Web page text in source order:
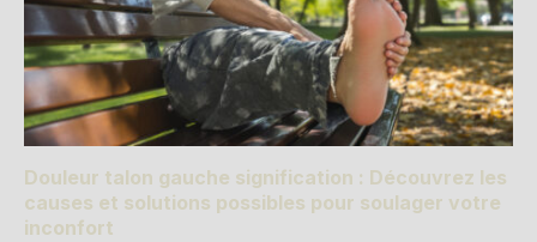
Douleur talon gauche signification : Découvrez les
causes et solutions possibles pour soulager votre
inconfort